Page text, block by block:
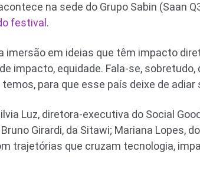
na sede do Grupo Sabin (Saan
festival .
imersão em ideias que têm impacto
impacto, equidade. Fala-se, sobretudo,
para que esse país deixe de
Luz, diretora-executiva do Social
Girardi, da Sitawi; Mariana Lopes,
trajetórias que cruzam tecnologia,